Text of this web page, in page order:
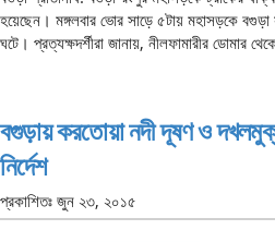
হয়েছেন। মঙ্গলবার ভোর সাড়ে ৫টায় মহাসড়কে বগুড়া
ঘটে। প্রত্যক্ষদর্শীরা জানায়, নীলফামারীর ডোমার
বগুড়ায় করতোয়া নদী দূষণ ও
নির্দেশ
প্রকাশিতঃ জুন ২৩, ২০১৫